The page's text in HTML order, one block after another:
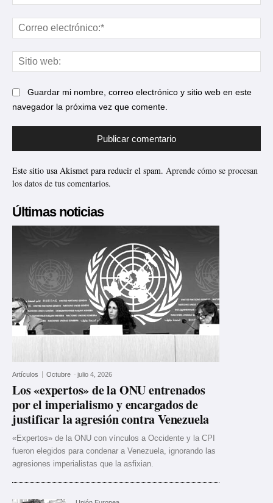
Guardar mi nombre, correo electrónico y sitio web en este
navegador la próxima vez que comente.
Este sitio usa Akismet para reducir el spam. Aprende cómo se procesan
los datos de tus comentarios.
Últimas noticias
Artículos Octubre - julio 4, 2026
Los «expertos» de la ONU entrenados
por el imperialismo y encargados de
justificar la agresión contra Venezuela
«Expertos» de la ONU con vínculos a Occidente y la CPI
fueron elegidos para condenar a Venezuela, ignorando las
agresiones imperialistas que la asfixian.